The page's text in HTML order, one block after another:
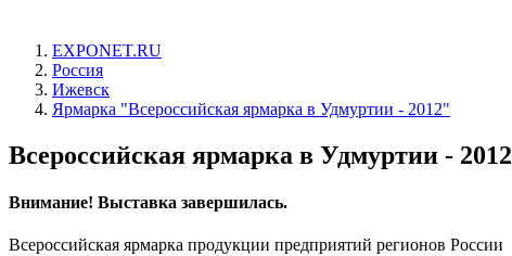
EXPONET.RU
Россия
Ижевск
Ярмарка "Всероссийская ярмарка в Удмуртии - 2012"
Всероссийская ярмарка в Удмуртии - 2012
Внимание! Выставка завершилась.
Всероссийская ярмарка продукции предприятий регионов России